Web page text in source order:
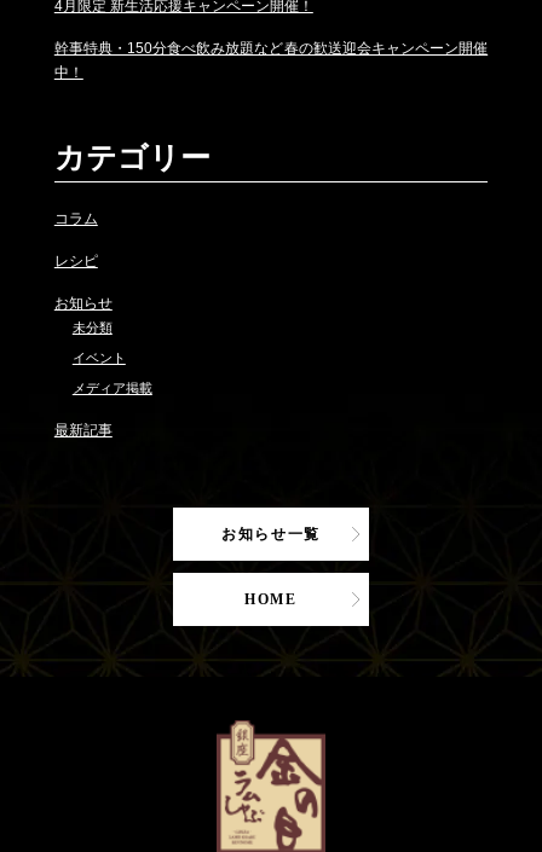
4月限定 新生活応援キャンペーン開催！
幹事特典・150分食べ飲み放題など春の歓送迎会キャンペーン開催
中！
カテゴリー
コラム
レシピ
お知らせ
未分類
イベント
メディア掲載
最新記事
お知らせ一覧
HOME